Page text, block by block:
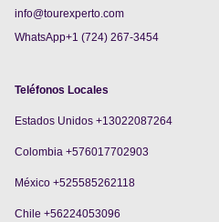
info@tourexperto.com
WhatsApp+1 (724) 267-3454
Teléfonos Locales
Estados Unidos +13022087264
Colombia +576017702903
México +525585262118
Chile +56224053096